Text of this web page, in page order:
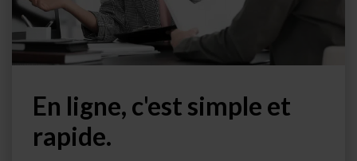
En ligne, c'est simple et
rapide.